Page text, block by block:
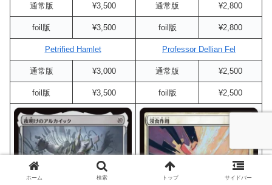
通常版 ¥3,500 通常版 ¥2,800
foil版 ¥3,500 foil版 ¥2,800
Petrified Hamlet Professor Dellian Fel
通常版 ¥3,000 通常版 ¥2,500
foil版 ¥3,500 foil版 ¥2,500
ホーム 検索 トップ サイドバー